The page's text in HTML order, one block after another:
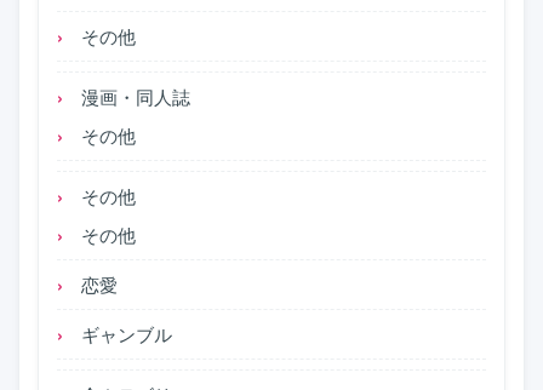
その他
漫画・同人誌
その他
その他
その他
恋愛
ギャンブル